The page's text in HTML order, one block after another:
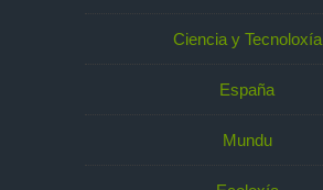
Ciencia y Tecnoloxía
España
Mundu